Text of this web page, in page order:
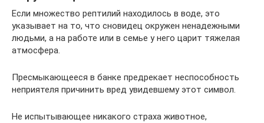
Если множество рептилий находилось в воде, это
указывает на то, что сновидец окружен ненадежными
людьми, а на работе или в семье у него царит тяжелая
атмосфера.
Пресмыкающееся в банке предрекает неспособность
неприятеля причинить вред увидевшему этот символ.
Не испытывающее никакого страха животное,